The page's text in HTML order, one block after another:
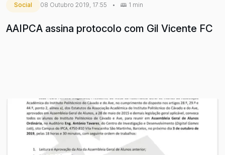
Social 08 Outubro 2019, 17:55 • 1 min
AAIPCA assina protocolo com Gil Vicente FC